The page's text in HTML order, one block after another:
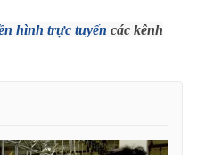
hình trực tuyến các kênh